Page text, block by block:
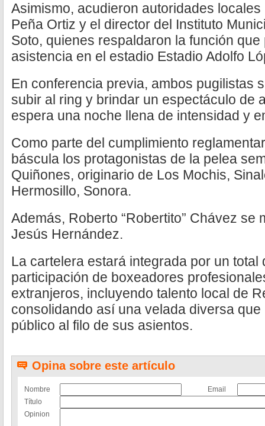
Asimismo, acudieron autoridades
Peña Ortiz y el director del Instituto
Soto, quienes respaldaron la función
asistencia en el estadio Estadio Adolfo
En conferencia previa, ambos pugilistas
subir al ring y brindar un espectáculo de
espera una noche llena de intensidad y
Como parte del cumplimiento
báscula los protagonistas de la pelea
Quiñones, originario de Los Mochis,
Hermosillo, Sonora.
Además, Roberto “Robertito” Chávez se
Jesús Hernández.
La cartelera estará integrada por un total
participación de boxeadores
extranjeros, incluyendo talento local de
consolidando así una velada diversa
público al filo de sus asientos.
Opina sobre este artículo
Nombre
Email
Título
Opinion